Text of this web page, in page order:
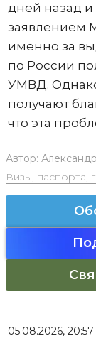
дней назад и
заявлением
именно за
по России
УМВД.
получают
что эта
Автор:
Визы, паспорта,
05.08.2026, 20:57